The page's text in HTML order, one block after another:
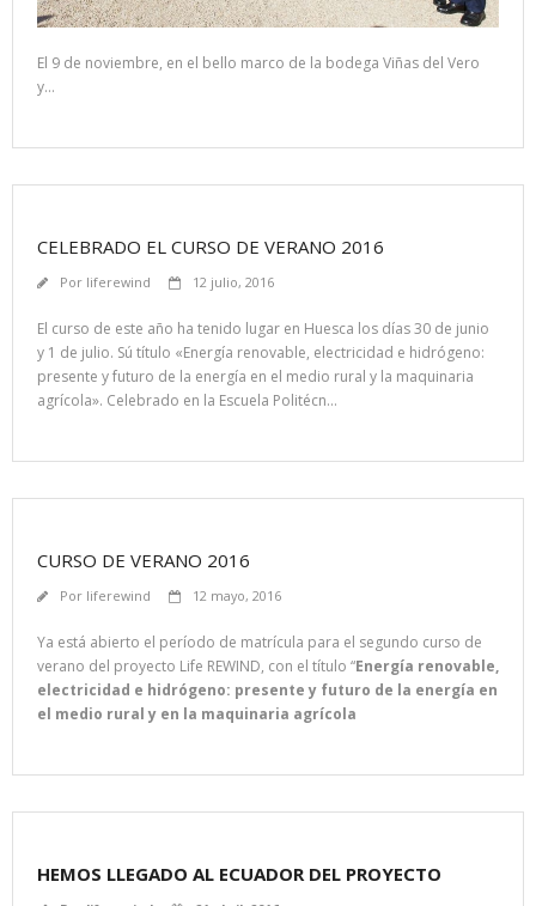
El 9 de noviembre, en el bello marco de la bodega Viñas del Vero
y…
CELEBRADO EL CURSO DE VERANO 2016
Por liferewind 12 julio, 2016
El curso de este año ha tenido lugar en Huesca los días 30 de junio
y 1 de julio. Sú título «Energía renovable, electricidad e hidrógeno:
presente y futuro de la energía en el medio rural y la maquinaria
agrícola». Celebrado en la Escuela Politécn…
CURSO DE VERANO 2016
Por liferewind 12 mayo, 2016
Ya está abierto el período de matrícula para el segundo curso de
verano del proyecto Life REWIND, con el título “Energía renovable,
electricidad e hidrógeno: presente y futuro de la energía en
el medio rural y en la maquinaria agrícola
HEMOS LLEGADO AL ECUADOR DEL PROYECTO